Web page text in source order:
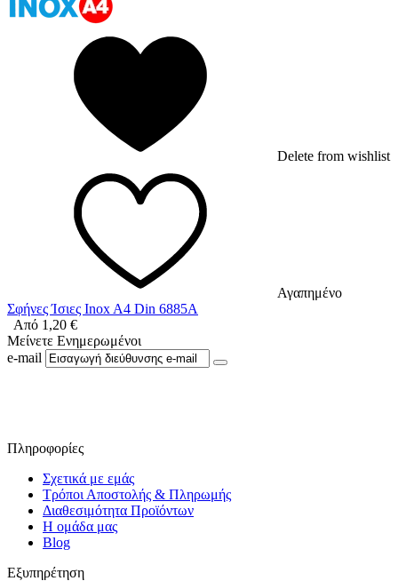
Delete from wishlist
Αγαπημένο
Σφήνες Ίσιες Inox A4 Din 6885A
Από 1,20 €
Μείνετε Ενημερωμένοι
e-mail
Πληροφορίες
Σχετικά με εμάς
Τρόποι Αποστολής & Πληρωμής
Διαθεσιμότητα Προϊόντων
Η ομάδα μας
Blog
Εξυπηρέτηση